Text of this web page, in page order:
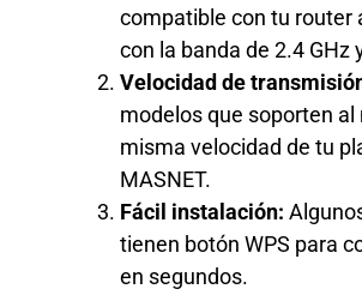
compatible con tu router
con la banda de 2.4 GHz
Velocidad de
modelos que soporten al
misma velocidad de tu
MASNET.
Fácil instalación:
tienen botón WPS para
en segundos.